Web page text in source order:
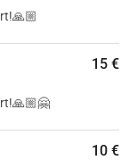
15 €
10 €